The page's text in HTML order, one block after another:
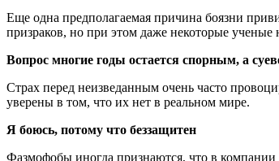
Еще одна предполагаемая причина боязни
призраков, но при этом даже некоторые
Вопрос многие годы остается спорным, а
Страх перед неизведанным очень часто
уверены в том, что их нет в реальном мире.
Я боюсь, потому что беззащитен
Фазмофобы иногда признаются, что в компании